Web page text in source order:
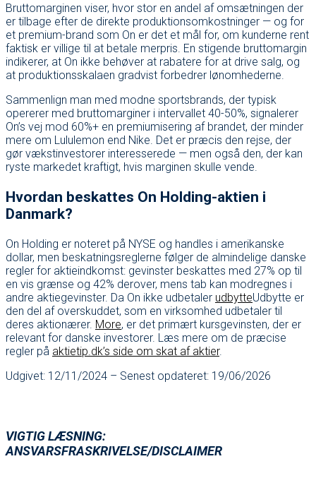
Bruttomarginen viser, hvor stor en andel af omsætningen der
er tilbage efter de direkte produktionsomkostninger — og for
et premium-brand som On er det et mål for, om kunderne rent
faktisk er villige til at betale merpris. En stigende bruttomargin
indikerer, at On ikke behøver at rabatere for at drive salg, og
at produktionsskalaen gradvist forbedrer lønomhederne.
Sammenlign man med modne sportsbrands, der typisk
opererer med bruttomarginer i intervallet 40-50%, signalerer
On’s vej mod 60%+ en premiumisering af brandet, der minder
mere om Lululemon end Nike. Det er præcis den rejse, der
gør vækstinvestorer interesserede — men også den, der kan
ryste markedet kraftigt, hvis marginen skulle vende.
Hvordan beskattes On Holding-aktien i
Danmark?
On Holding er noteret på NYSE og handles i amerikanske
dollar, men beskatningsreglerne følger de almindelige danske
regler for aktieindkomst: gevinster beskattes med 27% op til
en vis grænse og 42% derover, mens tab kan modregnes i
andre aktiegevinster. Da On ikke udbetaler udbytteUdbytte er
den del af overskuddet, som en virksomhed udbetaler til
deres aktionærer. More, er det primært kursgevinsten, der er
relevant for danske investorer. Læs mere om de præcise
regler på aktietip.dk’s side om skat af aktier.
Udgivet: 12/11/2024 – Senest opdateret: 19/06/2026
VIGTIG LÆSNING:
ANSVARSFRASKRIVELSE/DISCLAIMER